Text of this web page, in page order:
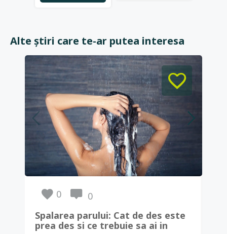
Alte știri care te-ar putea interesa
0
0
Spalarea parului: Cat de des este
prea des si ce trebuie sa ai in